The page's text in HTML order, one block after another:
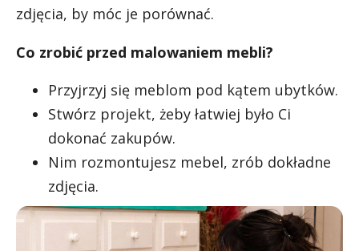
zdjęcia, by móc je porównać.
Co zrobić przed malowaniem mebli?
Przyjrzyj się meblom pod kątem ubytków.
Stwórz projekt, żeby łatwiej było Ci
dokonać zakupów.
Nim rozmontujesz mebel, zrób dokładne
zdjęcia.